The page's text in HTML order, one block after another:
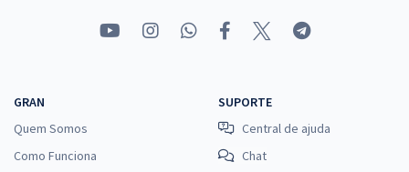
GRAN
Quem Somos
Como Funciona
SUPORTE
Central de ajuda
Chat